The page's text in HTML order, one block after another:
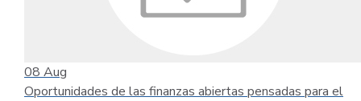
08 Aug
Oportunidades de las finanzas abiertas pensadas para el